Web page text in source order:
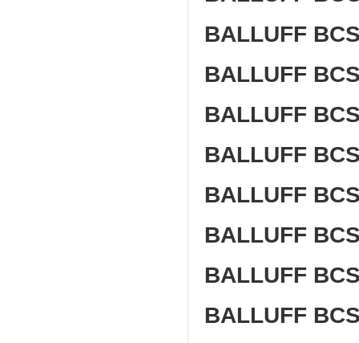
BALLUFF
BALLUFF
BALLUFF
BALLUFF
BALLUFF
BALLUFF
BALLUFF
BALLUFF